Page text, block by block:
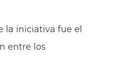
la iniciativa fue el
entre los